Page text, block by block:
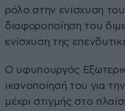
ρόλο στην ενίσχυση
διαφοροποίηση του
ενίσχυση της
Ο υφυπουργός
ικανοποίησή του για
μέχρι στιγμής στο